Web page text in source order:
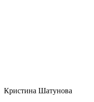
Кристина Шатунова